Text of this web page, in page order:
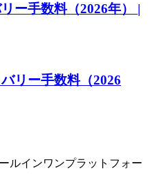
ー手数料（2026年） |
リー手数料（2026
ルインワンプラットフォー